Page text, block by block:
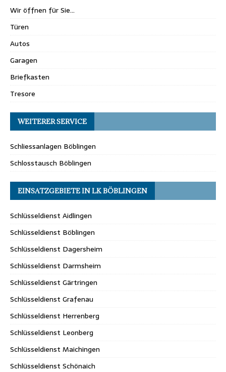
Wir öffnen für Sie…
Türen
Autos
Garagen
Briefkasten
Tresore
WEITERER SERVICE
Schliessanlagen Böblingen
Schlosstausch Böblingen
EINSATZGEBIETE IN LK BÖBLINGEN
Schlüsseldienst Aidlingen
Schlüsseldienst Böblingen
Schlüsseldienst Dagersheim
Schlüsseldienst Darmsheim
Schlüsseldienst Gärtringen
Schlüsseldienst Grafenau
Schlüsseldienst Herrenberg
Schlüsseldienst Leonberg
Schlüsseldienst Maichingen
Schlüsseldienst Schönaich